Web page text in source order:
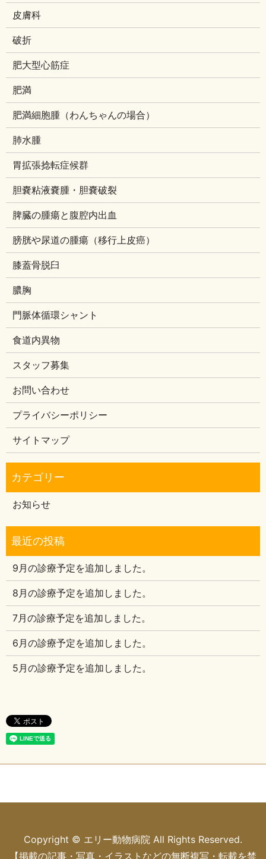
皮膚科
破折
肥大型心筋症
肥満
肥満細胞腫（わんちゃんの場合）
肺水腫
胃拡張捻転症候群
胆嚢粘液嚢腫・胆嚢破裂
脾臓の腫瘍と腹腔内出血
膀胱や尿道の腫瘍（移行上皮癌）
膝蓋骨脱臼
膿胸
門脈体循環シャント
食道内異物
スタッフ募集
お問い合わせ
プライバシーポリシー
サイトマップ
お知らせ
9月の診療予定を追加しました。
8月の診療予定を追加しました。
7月の診療予定を追加しました。
6月の診療予定を追加しました。
5月の診療予定を追加しました。
Copyright © エリー動物病院 All Rights Reserved.
【掲載の記事・写真・イラストなどの無断複写・転載を禁